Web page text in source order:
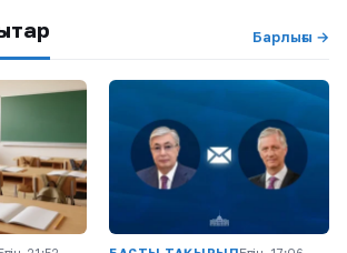
Барлығы →